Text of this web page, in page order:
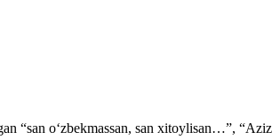
“san o‘zbekmassan, san xitoylisan…”, “Aziz